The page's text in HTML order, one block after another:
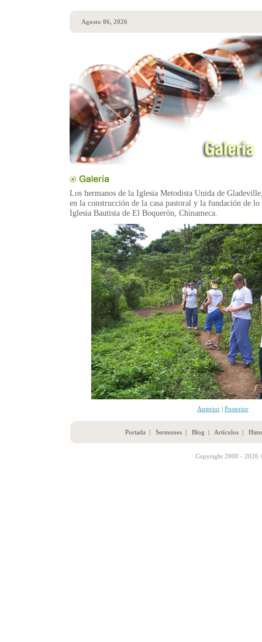
Agosto 06, 2026
Los hermanos de la Iglesia Metodista Unida de
en la construcción de la casa pastoral y la fundación de
Iglesia Bautista de El Boquerón, Chinameca.
Anterior | Posterior
Portada | Sermones| Blog | Artículos|
Copyright 2000 - 2026